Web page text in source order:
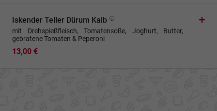
Iskender Teller Dürum Kalb
mit Drehspießfleisch, Tomatensoße, Joghurt, Butter,
gebratene Tomaten & Peperoni
13,00 €